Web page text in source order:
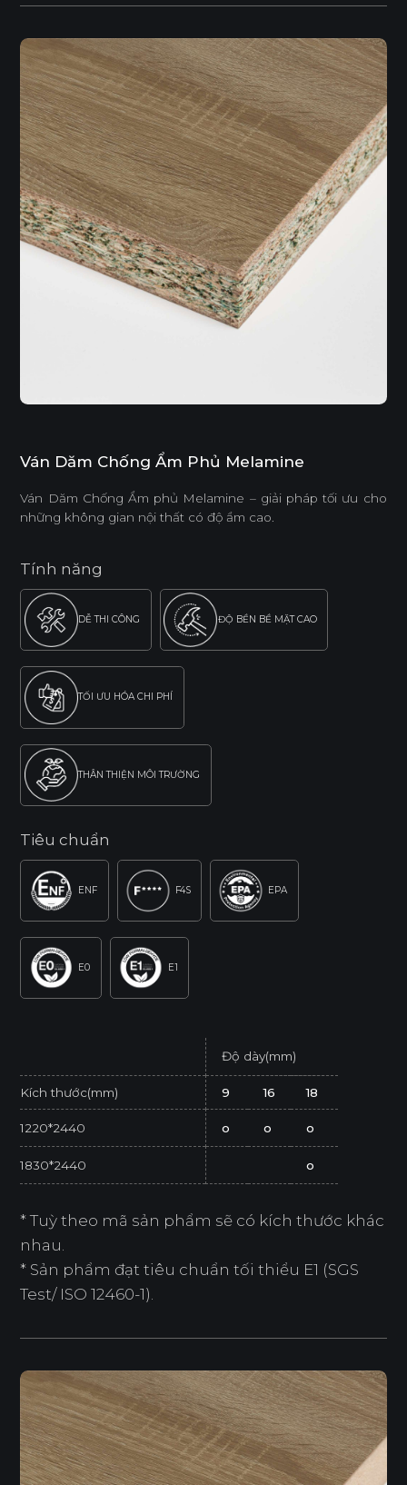
Ván Dăm Chống Ẩm Phủ Melamine
Ván Dăm Chống Ẩm phủ Melamine – giải pháp tối ưu cho
những không gian nội thất có độ ẩm cao.
Tính năng
DỄ THI CÔNG ĐỘ BỀN BỀ MẶT CAO
TỐI ƯU HÓA CHI PHÍ
THÂN THIỆN MÔI TRƯỜNG
Tiêu chuẩn
ENF F4S EPA
E0 E1
Độ dày(mm)
Kích thước(mm) 9 16 18
1220*2440 o o o
1830*2440 o
* Tuỳ theo mã sản phẩm sẽ có kích thước khác
nhau.
* Sản phẩm đạt tiêu chuẩn tối thiểu E1 (SGS
Test/ ISO 12460-1).